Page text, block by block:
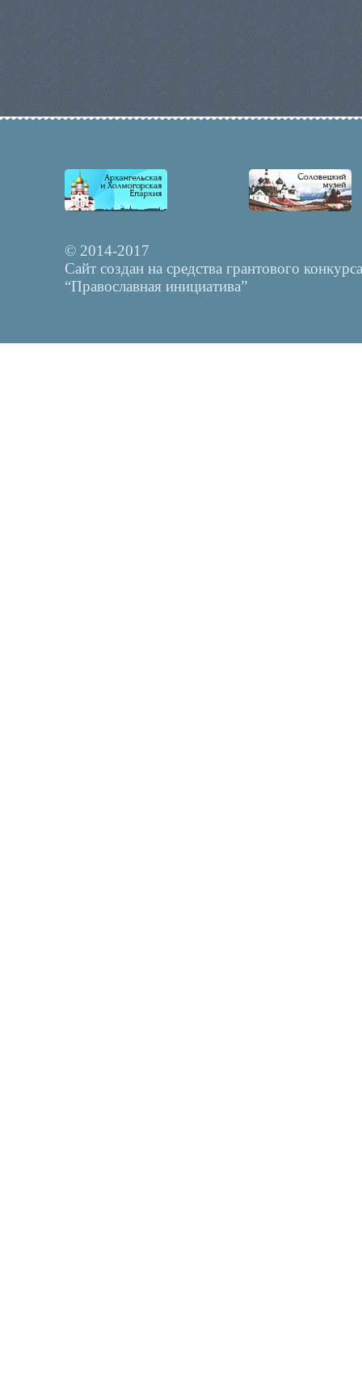
© 2014-2017
Сайт создан на средства грантового конкурса
“Православная инициатива”